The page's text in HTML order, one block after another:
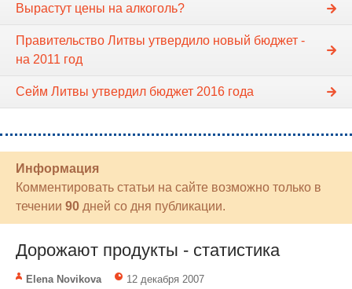
Вырастут цены на алкоголь?
Правительство Литвы утвердило новый бюджет -
на 2011 год
Сейм Литвы утвердил бюджет 2016 года
Информация
Комментировать статьи на сайте возможно только в
течении 90 дней со дня публикации.
Дорожают продукты - статистика
Elena Novikova 12 декабря 2007